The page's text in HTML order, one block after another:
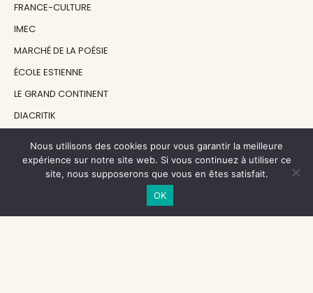
FRANCE-CULTURE
IMEC
MARCHÉ DE LA POÉSIE
ÉCOLE ESTIENNE
LE GRAND CONTINENT
DIACRITIK
NOS SOUTIENS
CENTRE NATIONAL DU LIVRE
Nous utilisons des cookies pour vous garantir la meilleure
expérience sur notre site web. Si vous continuez à utiliser ce
site, nous supposerons que vous en êtes satisfait.
OK